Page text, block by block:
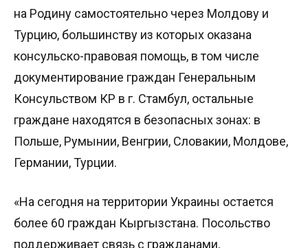
на Родину самостоятельно через Молдову и
Турцию, большинству из которых оказана
консульско-правовая помощь, в том числе
документирование граждан Генеральным
Консульством КР в г. Стамбул, остальные
граждане находятся в безопасных зонах: в
Польше, Румынии, Венгрии, Словакии, Молдове,
Германии, Турции.
«На сегодня на территории Украины остается
более 60 граждан Кыргызстана. Посольство
поддерживает связь с гражданами,